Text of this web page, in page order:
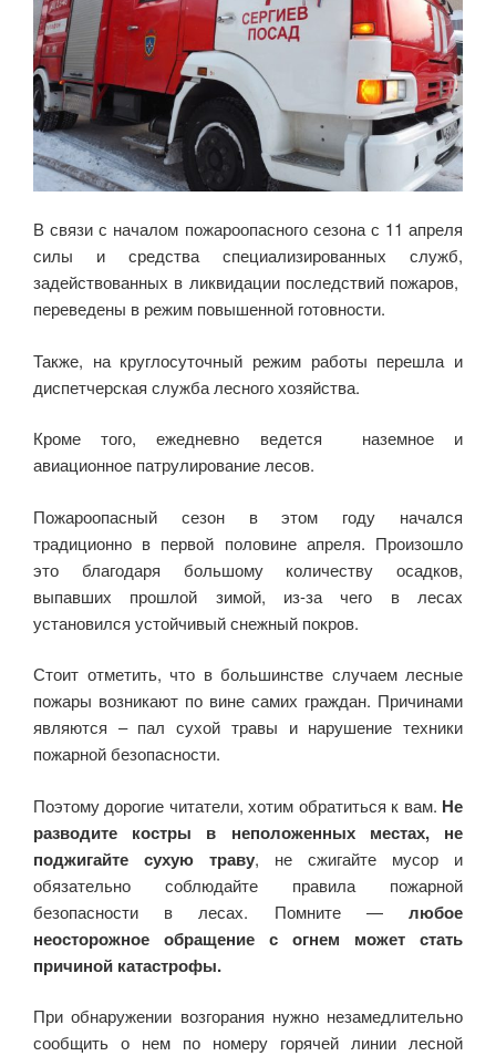
В связи с началом пожароопасного сезона с 11 апреля
силы и средства специализированных служб,
задействованных в ликвидации последствий пожаров,
переведены в режим повышенной готовности.
Также, на круглосуточный режим работы перешла и
диспетчерская служба лесного хозяйства.
Кроме того, ежедневно ведется наземное и
авиационное патрулирование лесов.
Пожароопасный сезон в этом году начался
традиционно в первой половине апреля. Произошло
это благодаря большому количеству осадков,
выпавших прошлой зимой, из-за чего в лесах
установился устойчивый снежный покров.
Стоит отметить, что в большинстве случаем лесные
пожары возникают по вине самих граждан. Причинами
являются – пал сухой травы и нарушение техники
пожарной безопасности.
Поэтому дорогие читатели, хотим обратиться к вам. Не
разводите костры в неположенных местах, не
поджигайте сухую траву, не сжигайте мусор и
обязательно соблюдайте правила пожарной
безопасности в лесах. Помните — любое
неосторожное обращение с огнем может стать
причиной катастрофы.
При обнаружении возгорания нужно незамедлительно
сообщить о нем по номеру горячей линии лесной